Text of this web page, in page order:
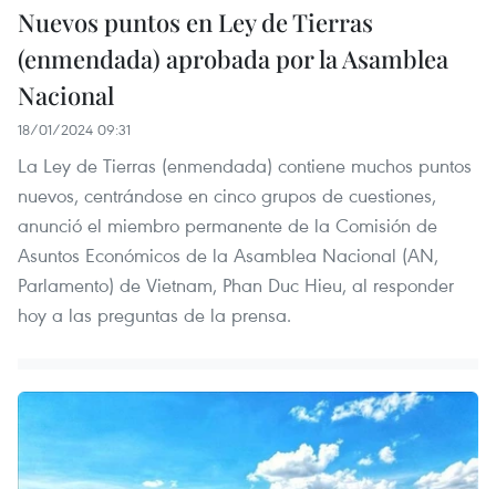
Nuevos puntos en Ley de Tierras
(enmendada) aprobada por la Asamblea
Nacional
18/01/2024 09:31
La Ley de Tierras (enmendada) contiene muchos puntos
nuevos, centrándose en cinco grupos de cuestiones,
anunció el miembro permanente de la Comisión de
Asuntos Económicos de la Asamblea Nacional (AN,
Parlamento) de Vietnam, Phan Duc Hieu, al responder
hoy a las preguntas de la prensa.